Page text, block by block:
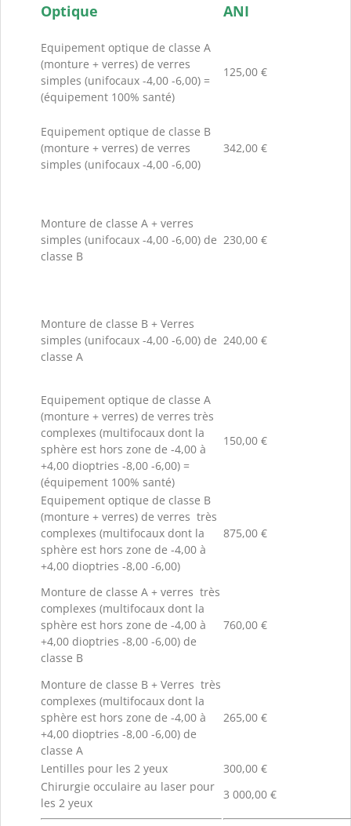
Optique ANI
Equipement optique de classe A
(monture + verres) de verres
simples (unifocaux -4,00 -6,00) =
(équipement 100% santé)
125,00 €
Equipement optique de classe B
(monture + verres) de verres
simples (unifocaux -4,00 -6,00)
342,00 €
Monture de classe A + verres
simples (unifocaux -4,00 -6,00) de
classe B
230,00 €
Monture de classe B + Verres
simples (unifocaux -4,00 -6,00) de
classe A
240,00 €
Equipement optique de classe A
(monture + verres) de verres très
complexes (multifocaux dont la
sphère est hors zone de -4,00 à
+4,00 dioptries -8,00 -6,00) =
(équipement 100% santé)
150,00 €
Equipement optique de classe B
(monture + verres) de verres très
complexes (multifocaux dont la
sphère est hors zone de -4,00 à
+4,00 dioptries -8,00 -6,00)
875,00 €
Monture de classe A + verres très
complexes (multifocaux dont la
sphère est hors zone de -4,00 à
+4,00 dioptries -8,00 -6,00) de
classe B
760,00 €
Monture de classe B + Verres très
complexes (multifocaux dont la
sphère est hors zone de -4,00 à
+4,00 dioptries -8,00 -6,00) de
classe A
265,00 €
Lentilles pour les 2 yeux
300,00 €
Chirurgie occulaire au laser pour
les 2 yeux
3 000,00 €